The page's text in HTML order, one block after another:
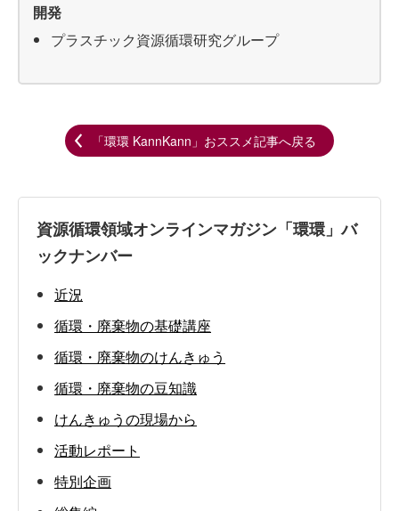
開発
プラスチック資源循環研究グループ
「環環 KannKann」おススメ記事へ戻る
資源循環領域オンラインマガジン「環環」バ
ックナンバー
近況
循環・廃棄物の基礎講座
循環・廃棄物のけんきゅう
循環・廃棄物の豆知識
けんきゅうの現場から
活動レポート
特別企画